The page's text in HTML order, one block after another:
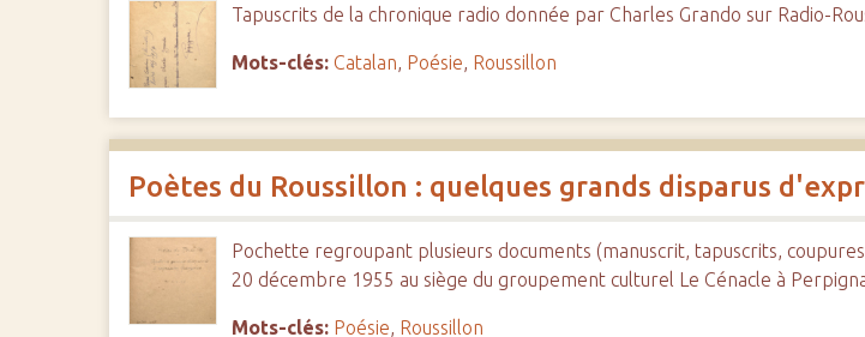
Tapuscrits de la chronique radio donnée par Charles Grando sur Radio-
Mots-clés: Catalan, Poésie, Roussillon
Poètes du Roussillon : quelques grands disparus
Pochette regroupant plusieurs documents (manuscrit, tapuscrits,
20 décembre 1955 au siège du groupement culturel Le Cénacle à
Mots-clés: Poésie, Roussillon